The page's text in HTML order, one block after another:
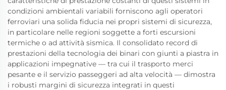
condizioni ambientali variabili forniscono agli operatori
ferroviari una solida fiducia nei propri sistemi di sicurezza,
in particolare nelle regioni soggette a forti escursioni
termiche o ad attività sismica. Il consolidato record di
prestazioni della tecnologia dei binari con giunti a piastra in
applicazioni impegnative — tra cui il trasporto merci
pesante e il servizio passeggeri ad alta velocità — dimostra
i robusti margini di sicurezza integrati in questi